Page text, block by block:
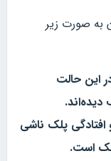
به صورت زیر
این حالت
پلک ناشی
است.